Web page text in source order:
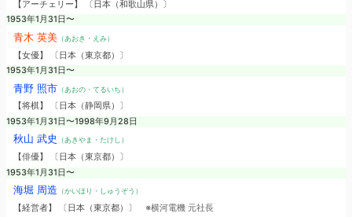
【アーチェリー】 〔日本（和歌山県）〕
1953年1月31日〜
青木 英美（あおき・えみ）
【女優】 〔日本（東京都）〕
1953年1月31日〜
青野 照市 （あおの・てるいち）
【将棋】 〔日本（静岡県）〕
1953年1月31日〜1998年9月28日
秋山 武史 （あきやま・たけし）
【俳優】 〔日本（東京都）〕
1953年1月31日〜
海堀 周造 （かいほり・しゅうぞう）
【経営者】 〔日本（東京都）〕 ※横河電機 元社長